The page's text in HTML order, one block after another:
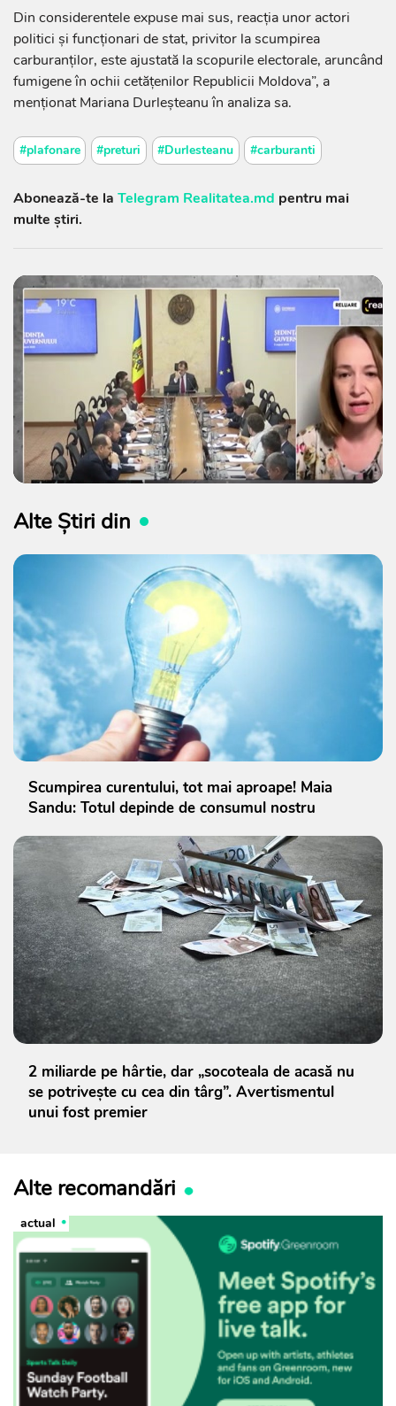
Din considerentele expuse mai sus, reacția unor actori
politici și funcționari de stat, privitor la scumpirea
carburanților, este ajustată la scopurile electorale, aruncând
fumigene în ochii cetățenilor Republicii Moldova”, a
menționat Mariana Durleșteanu în analiza sa.
#plafonare #preturi #Durlesteanu #carburanti
Abonează-te la Telegram Realitatea.md pentru mai
multe știri.
Alte Știri din
Scumpirea curentului, tot mai aproape! Maia
Sandu: Totul depinde de consumul nostru
2 miliarde pe hârtie, dar „socoteala de acasă nu
se potrivește cu cea din târg”. Avertismentul
unui fost premier
Alte recomandări
actual